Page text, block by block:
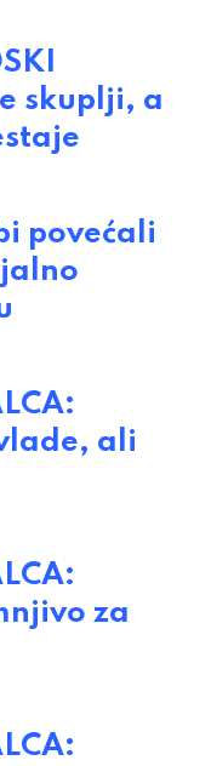
skuplji, a
povećali
ali
za